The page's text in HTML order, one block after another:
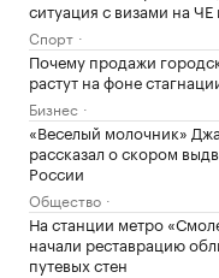
ситуация с визами на ЧЕ
Спорт
Почему продажи
растут на фоне
Бизнес
«Веселый молочник»
рассказал о скором
России
Общество
На станции метро
начали реставрацию
путевых стен